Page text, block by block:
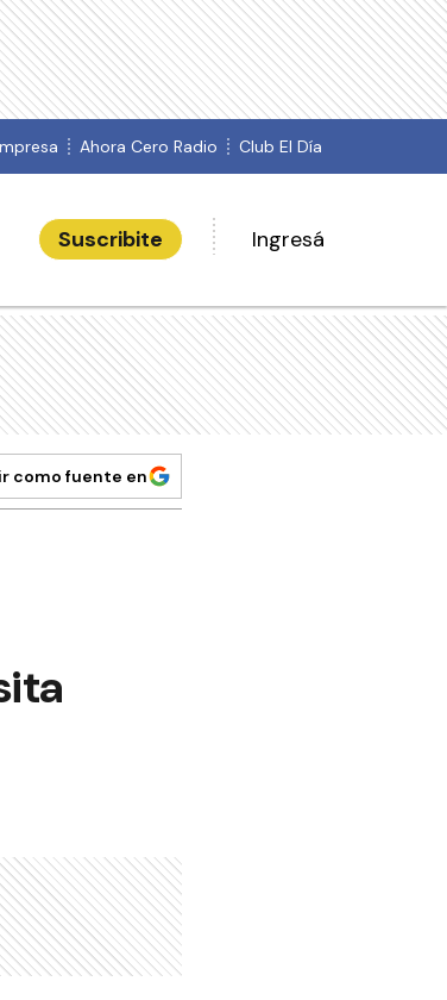
Ahora Cero Radio Club El Día
Suscribite Ingresá
como fuente en